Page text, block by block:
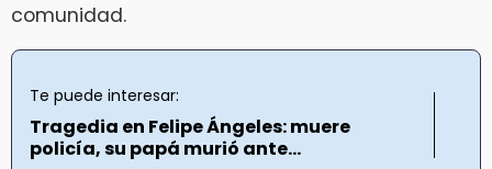
comunidad.
Te puede interesar:
Tragedia en Felipe Ángeles: muere
policía, su papá murió ante...